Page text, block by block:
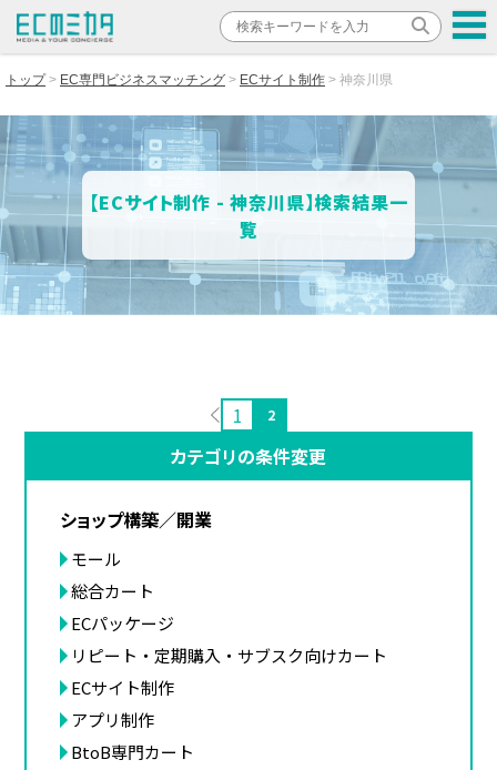
トップ EC専門ビジネスマッチング ECサイト制作 神奈川県
【ECサイト制作 - 神奈川県】検索結果一
覧
1 2
カテゴリの条件変更
ショップ構築／開業
モール
総合カート
ECパッケージ
リピート・定期購入・サブスク向けカート
ECサイト制作
アプリ制作
BtoB専門カート